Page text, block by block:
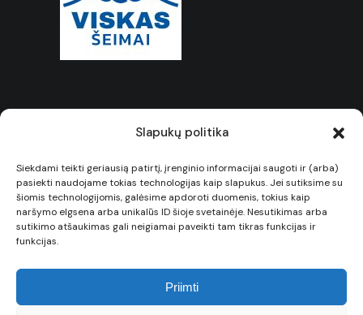
Slapukų politika
Siekdami teikti geriausią patirtį, įrenginio informacijai saugoti ir (arba)
pasiekti naudojame tokias technologijas kaip slapukus. Jei sutiksime su
šiomis technologijomis, galėsime apdoroti duomenis, tokius kaip
naršymo elgsena arba unikalūs ID šioje svetainėje. Nesutikimas arba
sutikimo atšaukimas gali neigiamai paveikti tam tikras funkcijas ir
funkcijas.
Priimti
© Visos teisės saugomos 2025
Kauno sporto mokykla „Bangpūtys“